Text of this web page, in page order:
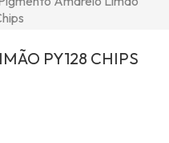
PY128 CHIPS